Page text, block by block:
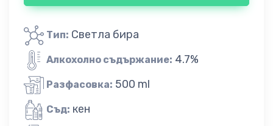
Тип: Светла бира
Алкохолно съдържание: 4.7%
Разфасовка: 500 ml
Съд: кен